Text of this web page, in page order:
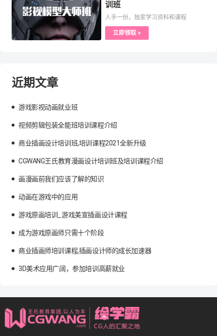
训班
人手一份，独家学习资料和课程
立即领取 >
近期文章
游戏影视动画就业班
视频剪辑包装全能班培训课程介绍
商业插画设计培训班,培训课程2021全新升级
CGWANG王氏教育漫画设计培训班及培训课程介绍
画漫画前我们应该了解的知识
动画在游戏中的应用
游戏原画培训_游戏美宣插画设计课程
成为游戏原画师只需十个阶段
商业插画师培训课程,插画设计师的成长加速器
3D美术应用广阔，参加培训高薪就业